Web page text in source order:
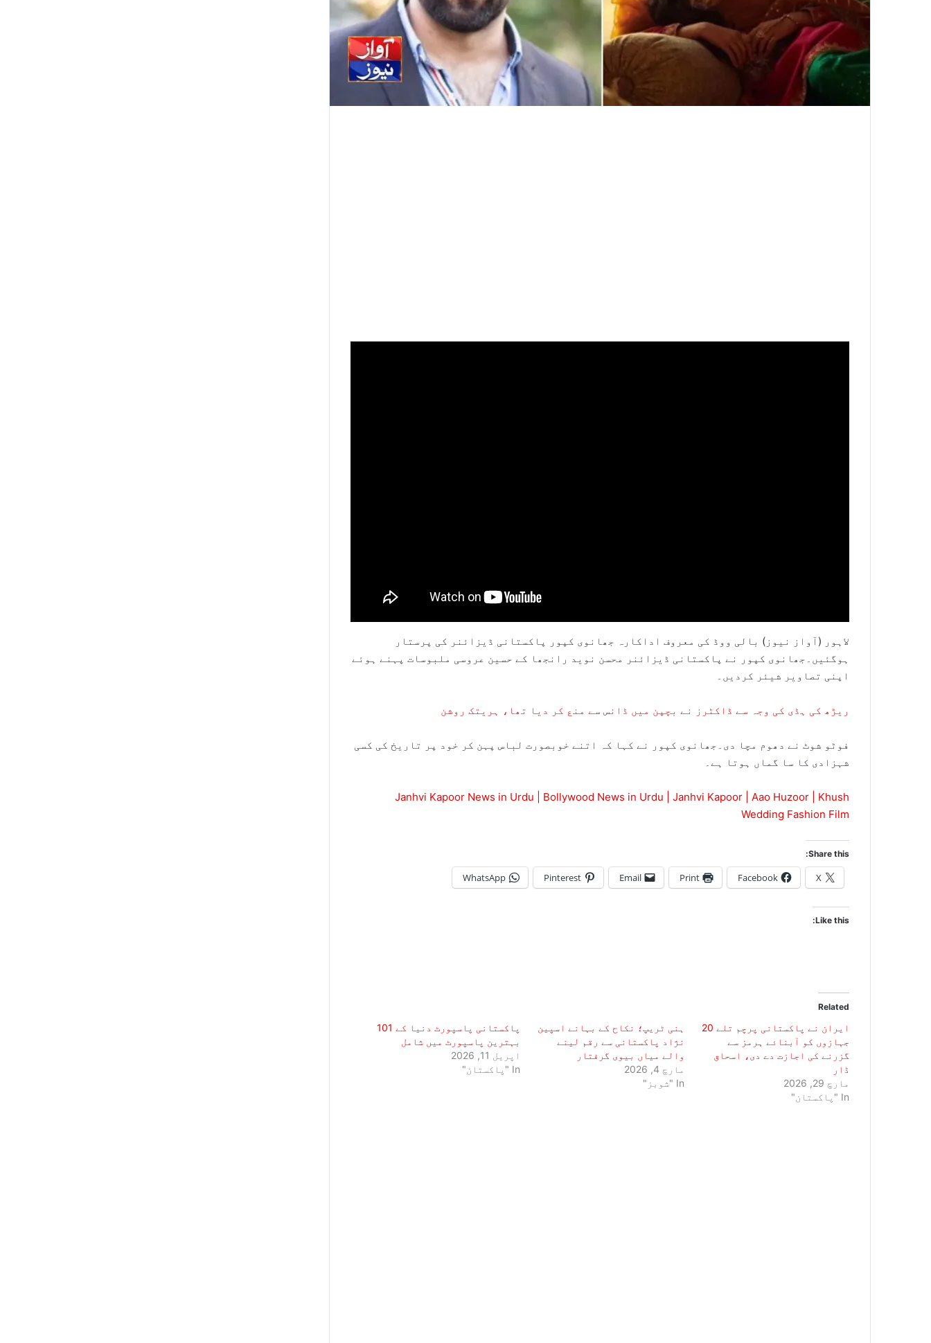
لاہور (آواز نیوز) بالی ووڈ کی معروف اداکارہ جھانوی کپور پاکستانی ڈیزائنر کی پرستار
ہوگئیں۔جھانوی کپور نے پاکستانی ڈیزائنر محسن نوید رانجھا کے حسین عروسی ملبوسات پہنے ہوئے
اپنی تصاویر شیئر کردیں۔
ریڑھ کی ہڈی کی وجہ سے ڈاکٹرز نے بچپن میں ڈانس سے منع کر دیا تھا، ہریتک روشن
فوٹو شوٹ نے دھوم مچا دی۔جھانوی کپور نے کہا کہ اتنے خوبصورت لباس پہن کر خود پر تاریخ کی کسی
شہزادی کا سا گماں ہوتا ہے۔
Janhvi Kapoor News in Urdu | Bollywood News in Urdu | Janhvi Kapoor | Aao Huzoor | Khush
Wedding Fashion Film
Share this:
X
Facebook
Print
Email
Pinterest
WhatsApp
Like this:
Related
ایران نے پاکستانی پرچم تلے 20
جہازوں کو آبنائے ہرمز سے
گزرنے کی اجازت دے دی، اسحاق
ڈار
مارچ 29, 2026
In "پاکستان"
ہنی ٹریپ؛ نکاح کے بہانے اسپین
نژاد پاکستانی سے رقم لینے
والے میاں بیوی گرفتار
مارچ 4, 2026
In "شوبز"
پاکستانی پاسپورٹ دنیا کے 101
بہترین پاسپورٹ میں شامل
اپریل 11, 2026
In "پاکستان"